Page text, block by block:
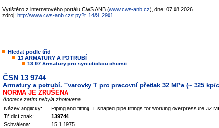
Vytištěno z internetového portálu CWS ANB (www.cws-anb.cz), dne: 07.08.2026
zdroj: http://www.cws-anb.cz/t.py?t=14&i=2901
Hledat podle tříd
13 ARMATURY A POTRUBÍ
13 97 Armatury pro syntetickou chemii
ČSN 13 9744
Armatury a potrubí. Tvarovky T pro pracovní přetlak 32 MPa (~ 325 kp/
NORMA JE ZRUŠENA
Anotace zatím nebyla zhotovena...
Název anglicky:
Piping and fitting. T shaped pipe fittings for working overpressure 32
Třídicí znak:
139744
Schválena:
15.1.1975